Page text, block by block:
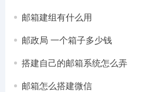
邮箱建组有什么用
邮政局 一个箱子多少钱
搭建自己的邮箱系统怎么弄
邮箱怎么搭建微信